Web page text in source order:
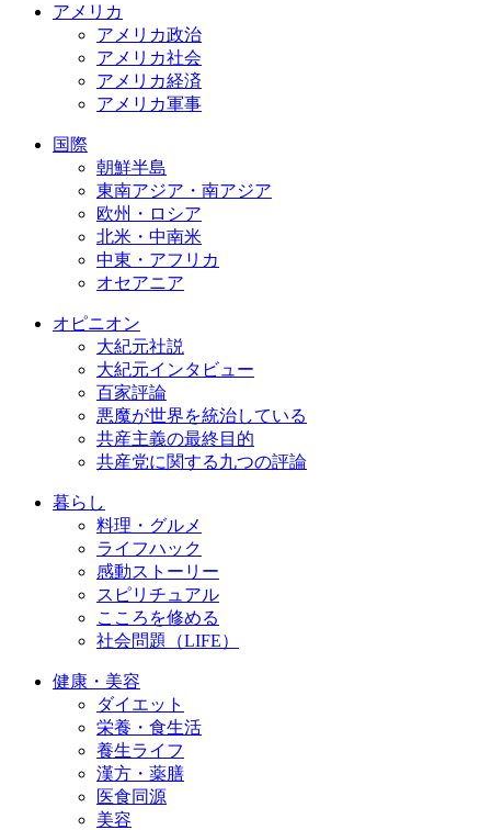
アメリカ
アメリカ政治
アメリカ社会
アメリカ経済
アメリカ軍事
国際
朝鮮半島
東南アジア・南アジア
欧州・ロシア
北米・中南米
中東・アフリカ
オセアニア
オピニオン
大紀元社説
大紀元インタビュー
百家評論
悪魔が世界を統治している
共産主義の最終目的
共産党に関する九つの評論
暮らし
料理・グルメ
ライフハック
感動ストーリー
スピリチュアル
こころを修める
社会問題（LIFE）
健康・美容
ダイエット
栄養・食生活
養生ライフ
漢方・薬膳
医食同源
美容